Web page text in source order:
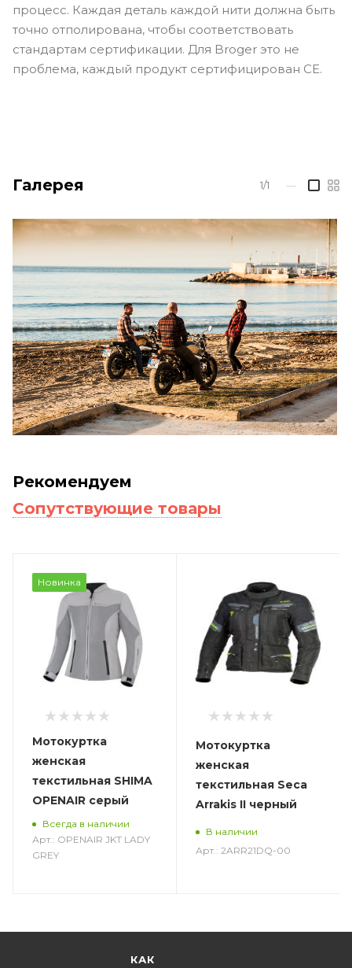
процесс. Каждая деталь каждой нити должна быть
точно отполирована, чтобы соответствовать
стандартам сертификации. Для Broger это не
проблема, каждый продукт сертифицирован CE.
Галерея 1/1 —
Рекомендуем
Сопутствующие товары
Новинка
Мотокуртка
женская
текстильная SHIMA
OPENAIR серый
Всегда в наличии
Арт.: OPENAIR JKT LADY
GREY
Мотокуртка
женская
текстильная Seca
Arrakis II черный
В наличии
Арт.: 2ARR21DQ-00
КАК